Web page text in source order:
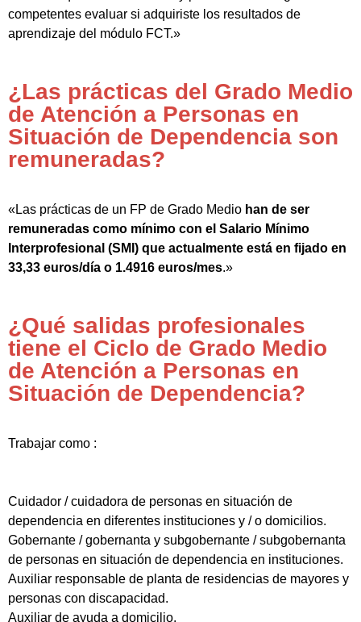
competentes evaluar si adquiriste los resultados de
aprendizaje del módulo FCT.»
¿Las prácticas del Grado Medio
de Atención a Personas en
Situación de Dependencia son
remuneradas?
«Las prácticas de un FP de Grado Medio han de ser
remuneradas como mínimo con el Salario Mínimo
Interprofesional (SMI) que actualmente está en fijado en
33,33 euros/día o 1.4916 euros/mes.»
¿Qué salidas profesionales
tiene el Ciclo de Grado Medio
de Atención a Personas en
Situación de Dependencia?
Trabajar como :
Cuidador / cuidadora de personas en situación de
dependencia en diferentes instituciones y / o domicilios.
Gobernante / gobernanta y subgobernante / subgobernanta
de personas en situación de dependencia en instituciones.
Auxiliar responsable de planta de residencias de mayores y
personas con discapacidad.
Auxiliar de ayuda a domicilio.